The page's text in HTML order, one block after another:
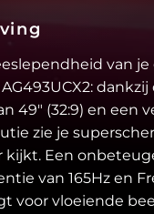
van je
49″ (32:9) en een
zie je
kijkt. Een
van 165Hz en
voor vloeiende